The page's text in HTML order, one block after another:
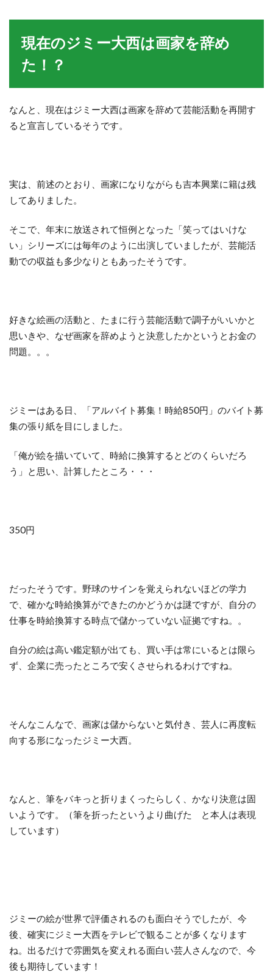
現在のジミー大西は画家を辞め
た！？
なんと、現在はジミー大西は画家を辞めて芸能活動を再開す
ると宣言しているそうです。
実は、前述のとおり、画家になりながらも吉本興業に籍は残
してありました。
そこで、年末に放送されて恒例となった「笑ってはいけな
い」シリーズには毎年のように出演していましたが、芸能活
動での収益も多少なりともあったそうです。
好きな絵画の活動と、たまに行う芸能活動で調子がいいかと
思いきや、なぜ画家を辞めようと決意したかというとお金の
問題。。。
ジミーはある日、「アルバイト募集！時給850円」のバイト募
集の張り紙を目にしました。
「俺が絵を描いていて、時給に換算するとどのくらいだろ
う」と思い、計算したところ・・・
350円
だったそうです。野球のサインを覚えられないほどの学力
で、確かな時給換算ができたのかどうかは謎ですが、自分の
仕事を時給換算する時点で儲かっていない証拠ですね。。
自分の絵は高い鑑定額が出ても、買い手は常にいるとは限ら
ず、企業に売ったところで安くさせられるわけですね。
そんなこんなで、画家は儲からないと気付き、芸人に再度転
向する形になったジミー大西。
なんと、筆をバキっと折りまくったらしく、かなり決意は固
いようです。（筆を折ったというより曲げた と本人は表現
しています）
ジミーの絵が世界で評価されるのも面白そうでしたが、今
後、確実にジミー大西をテレビで観ることが多くなります
ね。出るだけで雰囲気を変えれる面白い芸人さんなので、今
後も期待しています！